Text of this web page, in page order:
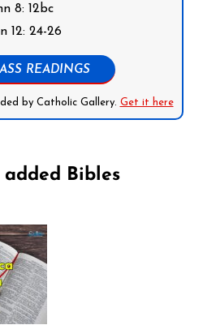
8: 12bc
12: 24-26
READINGS
by Catholic Gallery. Get it here
added Bibles